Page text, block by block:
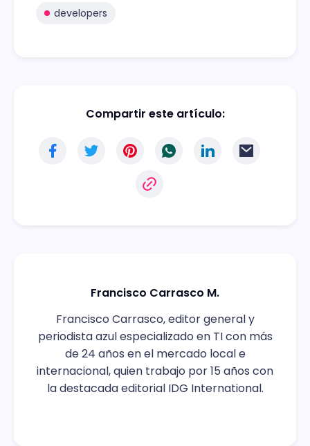
developers
Compartir este artículo:
Francisco Carrasco M.
Francisco Carrasco, editor general y
periodista azul especializado en TI con más
de 24 años en el mercado local e
internacional, quien trabajo por 15 años con
la destacada editorial IDG International.